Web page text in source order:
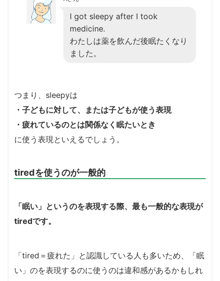
I got sleepy after I took
medicine.
わたしは薬を飲んだ後眠たくなり
ました。
つまり、sleepyは
・子どもに対して、または子どもが使う表現
・疲れているのとは関係なく眠たいとき
に使う表現といえるでしょう。
tiredを使うのが一般的
「眠い」というのを表現する際、最も一般的な表現が
tiredです。
「tired＝疲れた」と認識している人も多いため、「眠
い」のを表現するのに使うのは違和感があるかもしれ